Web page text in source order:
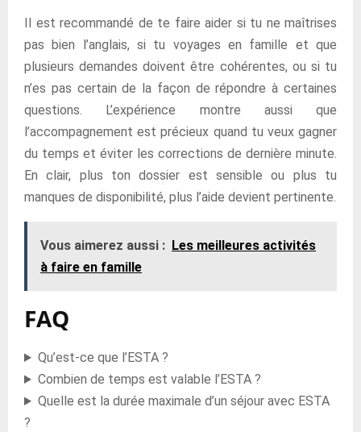
Il est recommandé de te faire aider si tu ne maîtrises
pas bien l’anglais, si tu voyages en famille et que
plusieurs demandes doivent être cohérentes, ou si tu
n’es pas certain de la façon de répondre à certaines
questions. L’expérience montre aussi que
l’accompagnement est précieux quand tu veux gagner
du temps et éviter les corrections de dernière minute.
En clair, plus ton dossier est sensible ou plus tu
manques de disponibilité, plus l’aide devient pertinente.
Vous aimerez aussi : Les meilleures activités
à faire en famille
FAQ
Qu’est-ce que l’ESTA ?
Combien de temps est valable l’ESTA ?
Quelle est la durée maximale d’un séjour avec ESTA
?